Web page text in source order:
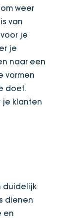
weer
van
je
je
naar een
vormen
doet.
je klanten
duidelijk
dienen
en